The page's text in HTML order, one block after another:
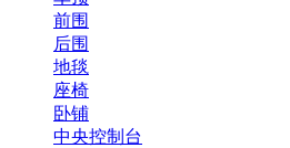
前围
后围
地毯
座椅
卧铺
中央控制台